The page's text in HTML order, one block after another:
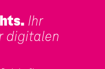
Ihr
digitalen